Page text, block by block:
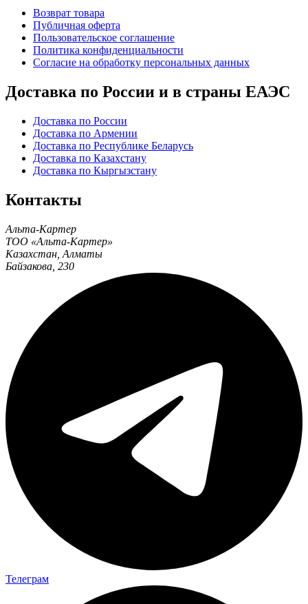
Возврат товара
Публичная оферта
Пользовательское соглашение
Политика конфиденциальности
Согласие на обработку персональных данных
Доставка по России и в страны ЕАЭС
Доставка по России
Доставка по Армении
Доставка по Республике Беларусь
Доставка по Казахстану
Доставка по Кыргызстану
Контакты
Альта-Картер
ТОО «Альта-Картер»
Казахстан Алматы
Байзакова, 230
Телеграм